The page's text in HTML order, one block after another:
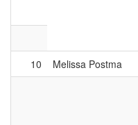
10 Melissa Postma